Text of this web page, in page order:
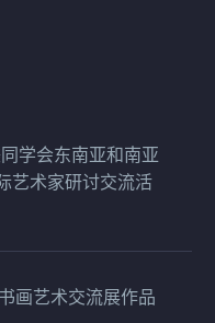
学会东南亚和南亚
艺术家研讨交流活
画艺术交流展作品